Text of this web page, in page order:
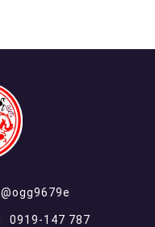
@ogg9679e
0919-147 787